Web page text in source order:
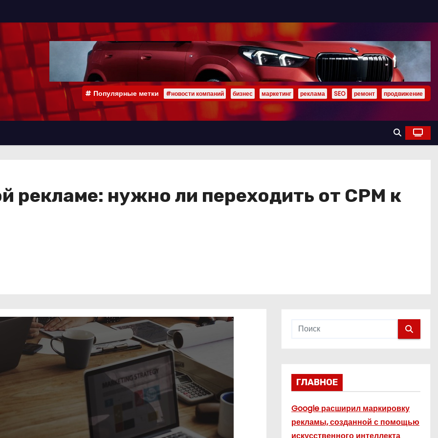
Популярные метки #новости компаний бизнес маркетинг реклама SEO ремонт продвижение
рекламе: нужно ли переходить от CPM к
ГЛАВНОЕ
Google расширил маркировку
рекламы, созданной с помощью